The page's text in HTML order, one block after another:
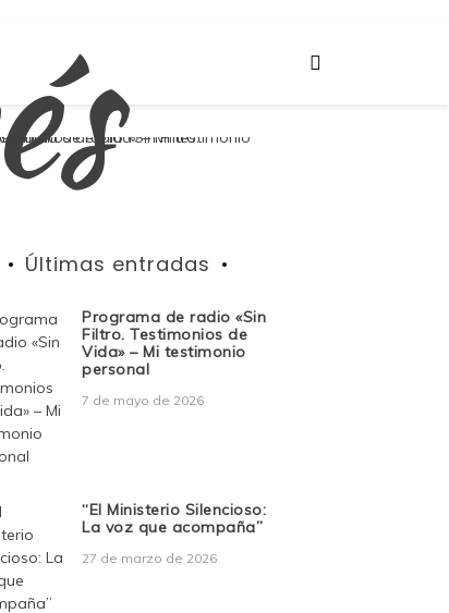
Últimas entradas
Programa de radio «Sin
Filtro. Testimonios de
Vida» – Mi testimonio
personal
7 de mayo de 2026
“El Ministerio Silencioso:
La voz que acompaña”
27 de marzo de 2026